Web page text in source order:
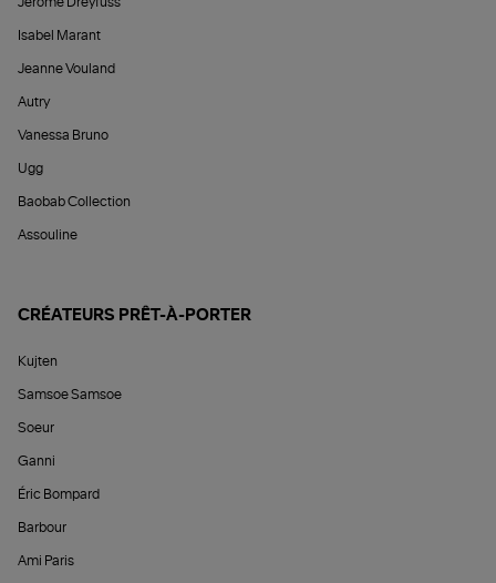
Isabel Marant
Jeanne Vouland
Autry
Vanessa Bruno
Ugg
Baobab Collection
Assouline
CRÉATEURS PRÊT-À-PORTER
Kujten
Samsoe Samsoe
Soeur
Ganni
Éric Bompard
Barbour
Ami Paris